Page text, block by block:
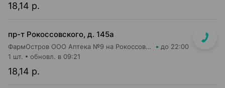
18,14 р.
пр-т Рокоссовского, д. 145а
ФармОстров ООО Аптека №9 на Рокоссовского до 22:00
18,14 р.
1 шт. обновл. в 09:21